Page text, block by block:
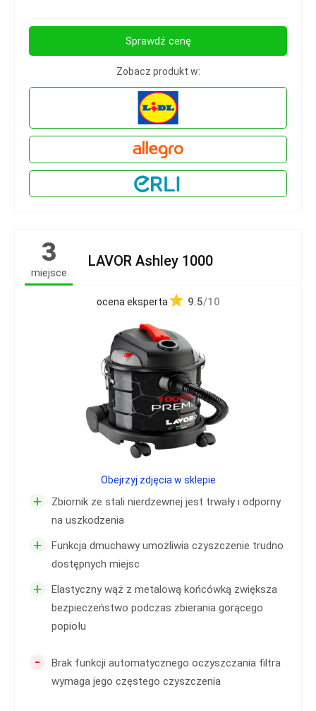
Sprawdź cenę
Zobacz produkt w:
3
miejsce
LAVOR Ashley 1000
ocena eksperta 9.5/10
+
Zbiornik ze stali nierdzewnej jest trwały i odporny
na uszkodzenia
+
Funkcja dmuchawy umożliwia czyszczenie trudno
dostępnych miejsc
+
Elastyczny wąż z metalową końcówką zwiększa
bezpieczeństwo podczas zbierania gorącego
popiołu
-
Brak funkcji automatycznego oczyszczania filtra
wymaga jego częstego czyszczenia
Obejrzyj zdjęcia w sklepie